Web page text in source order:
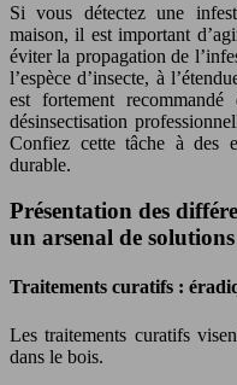
Si vous détectez une
maison, il est important
éviter la propagation de
l’espèce d’insecte, à
est fortement
désinsectisation
Confiez cette tâche à des
durable.
Présentation des
un arsenal de
Traitements curatifs :
Les traitements curatifs
dans le bois.